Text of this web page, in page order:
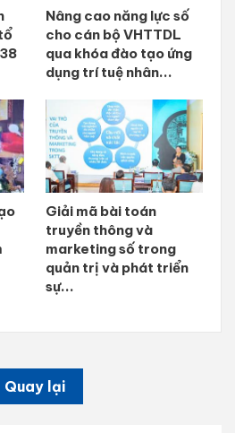
Nâng cao năng lực số
cho cán bộ VHTTDL
qua khóa đào tạo ứng
dụng trí tuệ nhân...
Giải mã bài toán
truyền thông và
marketing số trong
quản trị và phát triển
sự...
Quay lại